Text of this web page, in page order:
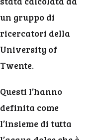
un gruppo di
ricercatori della
University of
Twente.
Questi l’hanno
definita come
l’insieme di tutta